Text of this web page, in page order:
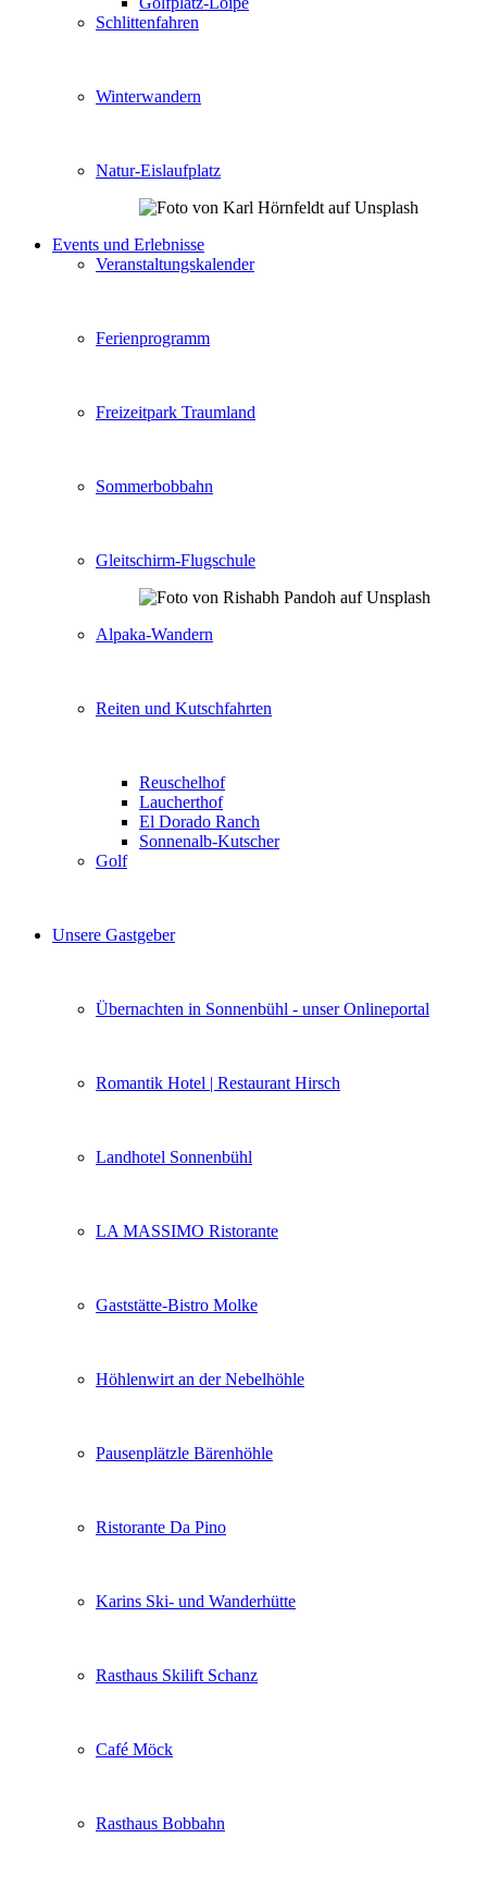
Schlittenfahren
Winterwandern
Natur-Eislaufplatz
Events und Erlebnisse
Veranstaltungskalender
Ferienprogramm
Freizeitpark Traumland
Sommerbobbahn
Gleitschirm-Flugschule
Alpaka-Wandern
Reiten und Kutschfahrten
Reuschelhof
Laucherthof
El Dorado Ranch
Sonnenalb-Kutscher
Golf
Unsere Gastgeber
Übernachten in Sonnenbühl - unser Onlineportal
Romantik Hotel | Restaurant Hirsch
Landhotel Sonnenbühl
LA MASSIMO Ristorante
Gaststätte-Bistro Molke
Höhlenwirt an der Nebelhöhle
Pausenplätzle Bärenhöhle
Ristorante Da Pino
Karins Ski- und Wanderhütte
Rasthaus Skilift Schanz
Café Möck
Rasthaus Bobbahn